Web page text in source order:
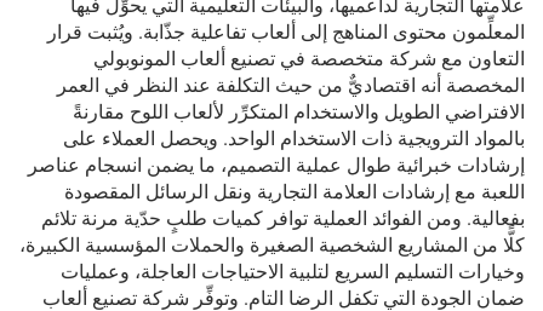
علامتها التجارية لداعميها، والبيئات التعليمية التي يحوِّل فيها
المعلِّمون محتوى المناهج إلى ألعاب تفاعلية جذّابة. ويُثبت قرار
التعاون مع شركة متخصصة في تصنيع ألعاب المونوبولي
المخصصة أنه اقتصاديٌّ من حيث التكلفة عند النظر في العمر
الافتراضي الطويل والاستخدام المتكرِّر لألعاب اللوح مقارنةً
بالمواد الترويجية ذات الاستخدام الواحد. ويحصل العملاء على
إرشادات خبرائية طوال عملية التصميم، ما يضمن انسجام عناصر
اللعبة مع إرشادات العلامة التجارية ونقل الرسائل المقصودة
بفعالية. ومن الفوائد العملية توافر كميات طلبٍ حدّية مرنة تلائم
كلًّا من المشاريع الشخصية الصغيرة والحملات المؤسسية الكبيرة،
وخيارات التسليم السريع لتلبية الاحتياجات العاجلة، وعمليات
ضمان الجودة التي تكفل الرضا التام. وتوفِّر شركة تصنيع ألعاب